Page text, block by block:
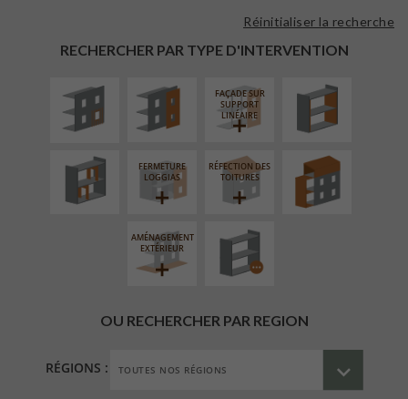
RECHERCHER PAR TYPE D'INTERVENTION
Réinitialiser la recherche
EXTÉRIEURE
FAÇADE SUR
SUPPORT
LINÉAIRE
ISOLATION
INTÉRIEURE
RÉAMÉNAGEMENT
INTÉRIEUR
FERMETURE
LOGGIAS
RÉFECTION DES
TOITURES
SURÉLÉVATION
EXTENSION
AMÉNAGEMENT
EXTÉRIEUR
PROCÉDÉ
PARTICULIER
OU RECHERCHER PAR REGION
RÉGIONS :